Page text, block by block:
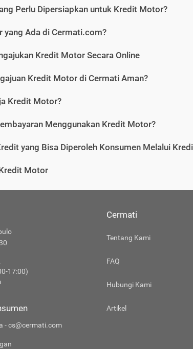
Perlu Dipersiapkan untuk Kredit Motor?
yang Ada di Cermati.com?
Kredit Motor Secara Online
Kredit Motor di Cermati Aman?
Kredit Motor?
Menggunakan Kredit Motor?
yang Bisa Diperoleh Konsumen Melalui
Motor
17:00)
- cs@cermati.com
Cermati
Tentang Kami
FAQ
Hubungi Kami
Artikel